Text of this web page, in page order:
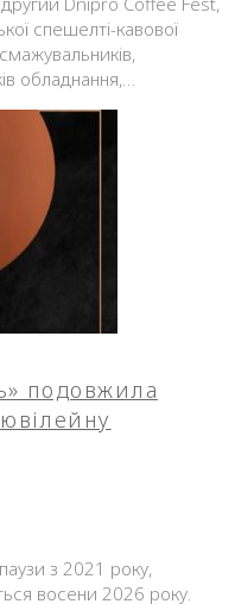
спешелті-кавової
обладнання,…
подовжила
з 2021 року,
восени 2026 року.